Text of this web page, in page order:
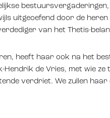
uitgeoefend door de heren
van het Thetis-
heeft haar ook na het
de Vries, met wie ze
verdriet. We zullen haar